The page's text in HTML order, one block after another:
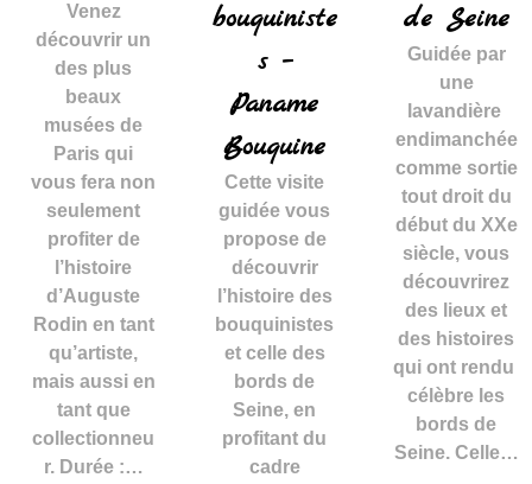
Venez
découvrir un
des plus
beaux
musées de
Paris qui
vous fera non
seulement
profiter de
l’histoire
d’Auguste
Rodin en tant
qu’artiste,
mais aussi en
tant que
collectionneu
r. Durée :…
bouquiniste
s –
Paname
Bouquine
Cette visite
guidée vous
propose de
découvrir
l’histoire des
bouquinistes
et celle des
bords de
Seine, en
profitant du
cadre
de Seine
Guidée par
une
lavandière
endimanchée
comme sortie
tout droit du
début du XXe
siècle, vous
découvrirez
des lieux et
des histoires
qui ont rendu
célèbre les
bords de
Seine. Celle…